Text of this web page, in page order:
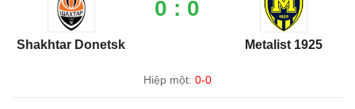
Shakhtar Donetsk
0 : 0
Metalist 1925
Hiệp một: 0-0